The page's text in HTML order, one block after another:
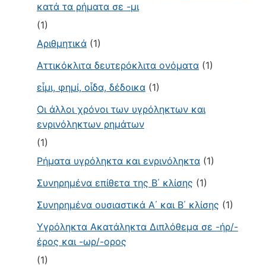
κατά τα ρήματα σε -μι
(1)
Αριθμητικά(1)
Αττικόκλιτα δευτερόκλιτα ονόματα(1)
εἶμι, φημί, οἶδα, δέδοικα(1)
Οι άλλοι χρόνοι των υγρόληκτων και
ενρινόληκτων ρημάτων
(1)
Ρήματα υγρόληκτα και ενρινόληκτα(1)
Συνηρημένα επίθετα της Β΄ κλίσης (1)
Συνηρημένα ουσιαστικά Α΄ και Β΄ κλίσης (1)
Υγρόληκτα Ακατάληκτα Διπλόθεμα σε -ήρ/-
έρος και -ωρ/-ορος
(1)